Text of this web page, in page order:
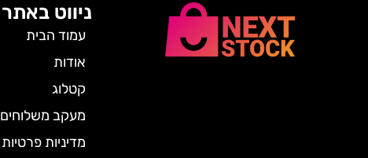
ניווט באתר
עמוד הבית
אודות
קטלוג
מעקב משלוחים
מדיניות פרטיות